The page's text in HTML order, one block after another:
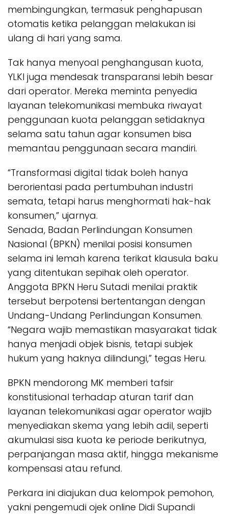
membingungkan, termasuk penghapusan
otomatis ketika pelanggan melakukan isi
ulang di hari yang sama.
Tak hanya menyoal penghangusan kuota,
YLKI juga mendesak transparansi lebih besar
dari operator. Mereka meminta penyedia
layanan telekomunikasi membuka riwayat
penggunaan kuota pelanggan setidaknya
selama satu tahun agar konsumen bisa
memantau penggunaan secara mandiri.
“Transformasi digital tidak boleh hanya
berorientasi pada pertumbuhan industri
semata, tetapi harus menghormati hak-hak
konsumen,” ujarnya.
Senada, Badan Perlindungan Konsumen
Nasional (BPKN) menilai posisi konsumen
selama ini lemah karena terikat klausula baku
yang ditentukan sepihak oleh operator.
Anggota BPKN Heru Sutadi menilai praktik
tersebut berpotensi bertentangan dengan
Undang-Undang Perlindungan Konsumen.
“Negara wajib memastikan masyarakat tidak
hanya menjadi objek bisnis, tetapi subjek
hukum yang haknya dilindungi,” tegas Heru.
BPKN mendorong MK memberi tafsir
konstitusional terhadap aturan tarif dan
layanan telekomunikasi agar operator wajib
menyediakan skema yang lebih adil, seperti
akumulasi sisa kuota ke periode berikutnya,
perpanjangan masa aktif, hingga mekanisme
kompensasi atau refund.
Perkara ini diajukan dua kelompok pemohon,
yakni pengemudi ojek online Didi Supandi